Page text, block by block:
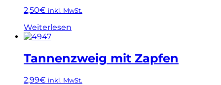
auf.
Die
Optionen
können
der
gewählt
2,50€ inkl. MwSt.
Weiterlesen
Tannenzweig mit Zapfen
2,99€ inkl. MwSt.